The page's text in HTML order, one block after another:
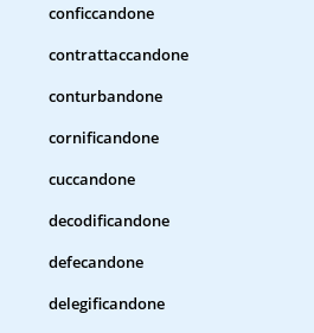
conficcandone
contrattaccandone
conturbandone
cornificandone
cuccandone
decodificandone
defecandone
delegificandone